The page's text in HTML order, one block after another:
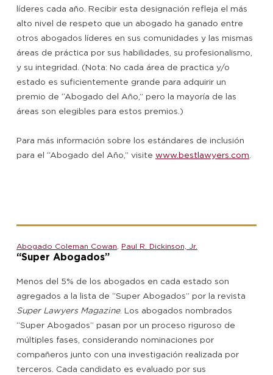
líderes cada año. Recibir esta designación refleja el más
alto nivel de respeto que un abogado ha ganado entre
otros abogados líderes en sus comunidades y las mismas
áreas de práctica por sus habilidades, su profesionalismo,
y su integridad. (Nota: No cada área de practica y/o
estado es suficientemente grande para adquirir un
premio de “Abogado del Año,” pero la mayoría de las
áreas son elegibles para estos premios.)
Para más información sobre los estándares de inclusión
para el “Abogado del Año,” visite www.bestlawyers.com
Abogado Coleman Cowan, Paul R. Dickinson, Jr.
“Super Abogados”
Menos del 5% de los abogados en cada estado son
agregados a la lista de “Super Abogados” por la revista
Super Lawyers Magazine. Los abogados nombrados
“Super Abogados” pasan por un proceso riguroso de
múltiples fases, considerando nominaciones por
compañeros junto con una investigación realizada por
terceros. Cada candidato es evaluado por sus